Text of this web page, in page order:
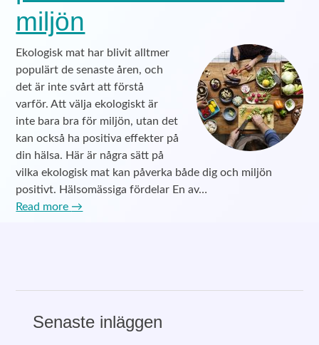
miljön
Ekologisk mat har blivit alltmer
populärt de senaste åren, och
det är inte svårt att förstå
varför. Att välja ekologiskt är
inte bara bra för miljön, utan det
kan också ha positiva effekter på
din hälsa. Här är några sätt på
vilka ekologisk mat kan påverka både dig och miljön
positivt. Hälsomässiga fördelar En av…
Read more →
Senaste inläggen